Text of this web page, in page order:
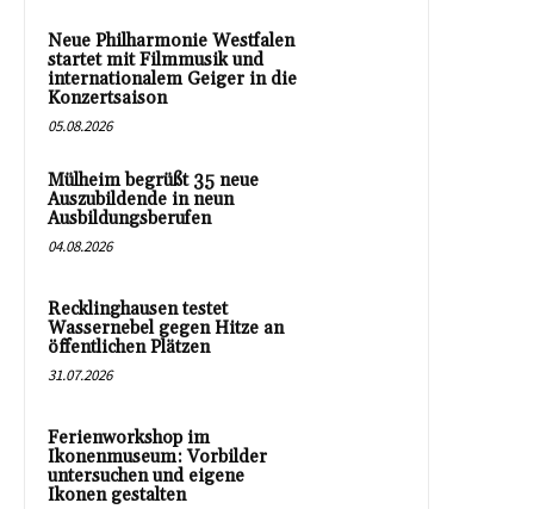
Neue Philharmonie Westfalen
startet mit Filmmusik und
internationalem Geiger in die
Konzertsaison
05.08.2026
Mülheim begrüßt 35 neue
Auszubildende in neun
Ausbildungsberufen
04.08.2026
Recklinghausen testet
Wassernebel gegen Hitze an
öffentlichen Plätzen
31.07.2026
Ferienworkshop im
Ikonenmuseum: Vorbilder
untersuchen und eigene
Ikonen gestalten